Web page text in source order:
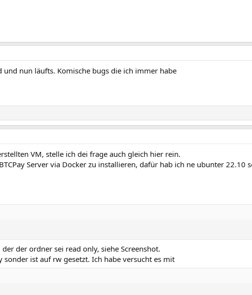
und nun läufts. Komische bugs die ich immer habe
VM, stelle ich dei frage auch gleich hier rein.
Server via Docker zu installieren, dafür hab ich ne ubunter 22.10
der ordner sei read only, siehe Screenshot.
ist auf rw gesetzt. Ich habe versucht es mit